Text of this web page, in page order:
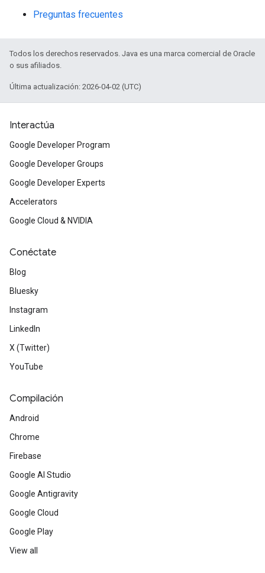
Preguntas frecuentes
Todos los derechos reservados. Java es una marca comercial de Oracle
o sus afiliados.
Última actualización: 2026-04-02 (UTC)
Interactúa
Google Developer Program
Google Developer Groups
Google Developer Experts
Accelerators
Google Cloud & NVIDIA
Conéctate
Blog
Bluesky
Instagram
LinkedIn
X (Twitter)
YouTube
Compilación
Android
Chrome
Firebase
Google AI Studio
Google Antigravity
Google Cloud
Google Play
View all